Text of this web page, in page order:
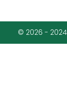
© 2026 -